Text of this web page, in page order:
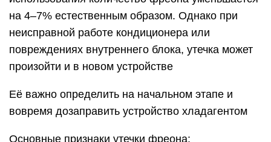
на 4–7% естественным образом. Однако при
неисправной работе кондиционера или
повреждениях внутреннего блока, утечка может
произойти и в новом устройстве
Её важно определить на начальном этапе и
вовремя дозаправить устройство хладагентом
Основные признаки утечки фреона: